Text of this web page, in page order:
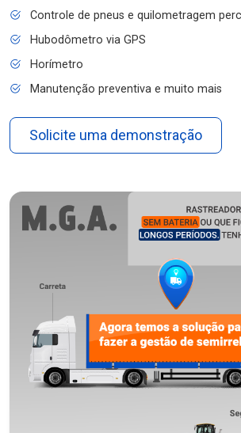
Controle de pneus e quilometragem
Hubodômetro via GPS
Horímetro
Manutenção preventiva e muito mais
Solicite uma demonstração